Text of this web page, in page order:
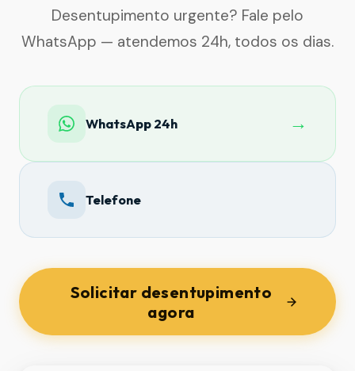
Desentupimento urgente? Fale pelo
WhatsApp — atendemos 24h, todos os dias.
WhatsApp 24h →
Telefone
Solicitar desentupimento
agora